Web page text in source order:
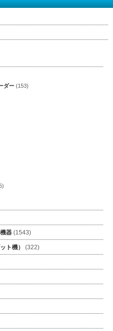
ダー (153)
器 (1543)
ト機） (322)